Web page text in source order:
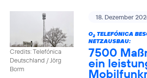
Credits: Telefónica
Deutschland / Jörg
Borm
18. Dezember
O2TELEFÓNICA
NETZAUSBAU:
7500
ein